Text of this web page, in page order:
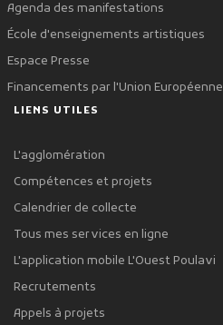
Agenda des manifestations
École d'enseignements artistiques
Espace Presse
Financements par l'Union Européenne
LIENS UTILES
L'agglomération
Compétences et projets
Calendrier de collecte
Tous mes services en ligne
L'application mobile L'Ouest Poulavi
Recrutements
Appels à projets